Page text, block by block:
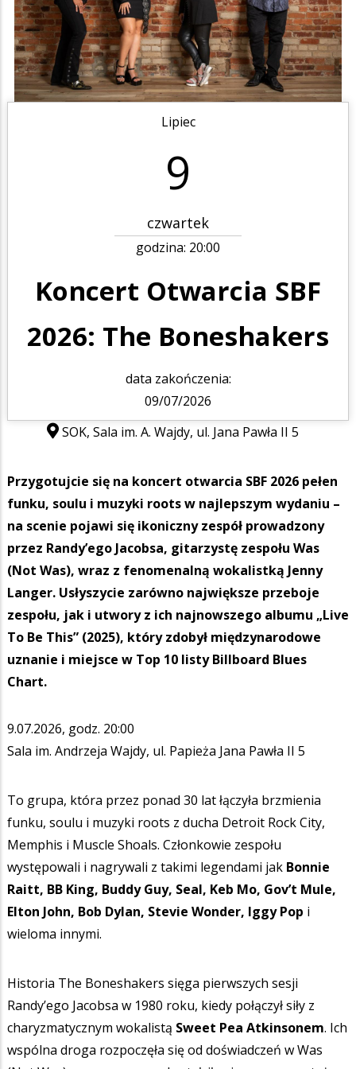
Lipiec
9
czwartek
godzina: 20:00
Koncert Otwarcia SBF
2026: The Boneshakers
data zakończenia:
09/07/2026
SOK, Sala im. A. Wajdy, ul. Jana Pawła II 5
Przygotujcie się na koncert otwarcia SBF 2026 pełen
funku, soulu i muzyki roots w najlepszym wydaniu –
na scenie pojawi się ikoniczny zespół prowadzony
przez Randy’ego Jacobsa, gitarzystę zespołu Was
(Not Was), wraz z fenomenalną wokalistką Jenny
Langer. Usłyszycie zarówno największe przeboje
zespołu, jak i utwory z ich najnowszego albumu „Live
To Be This” (2025), który zdobył międzynarodowe
uznanie i miejsce w Top 10 listy Billboard Blues
Chart.
9.07.2026, godz. 20:00
Sala im. Andrzeja Wajdy, ul. Papieża Jana Pawła II 5
To grupa, która przez ponad 30 lat łączyła brzmienia
funku, soulu i muzyki roots z ducha Detroit Rock City,
Memphis i Muscle Shoals. Członkowie zespołu
występowali i nagrywali z takimi legendami jak Bonnie
Raitt, BB King, Buddy Guy, Seal, Keb Mo, Gov’t Mule,
Elton John, Bob Dylan, Stevie Wonder, Iggy Pop i
wieloma innymi.
Historia The Boneshakers sięga pierwszych sesji
Randy’ego Jacobsa w 1980 roku, kiedy połączył siły z
charyzmatycznym wokalistą Sweet Pea Atkinsonem. Ich
wspólna droga rozpoczęła się od doświadczeń w Was